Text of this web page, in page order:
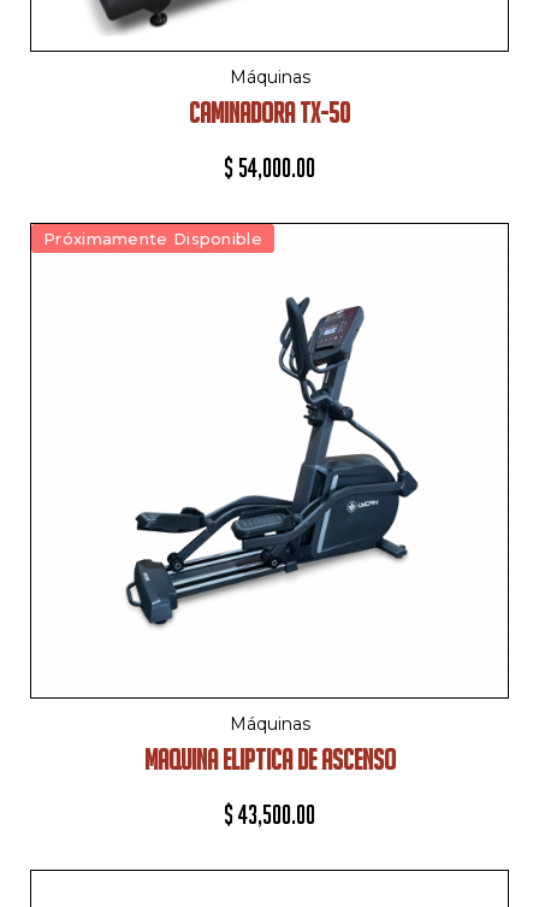
Máquinas
CAMINADORA TX-50
$ 54,000.00
Próximamente Disponible
Máquinas
MAQUINA ELIPTICA DE ASCENSO
$43,500.00